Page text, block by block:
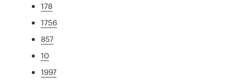
178
1756
857
10
1997